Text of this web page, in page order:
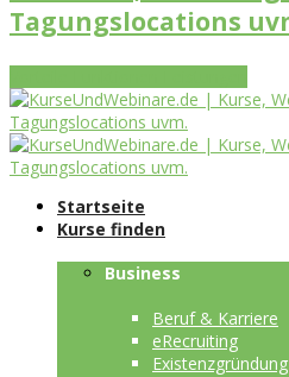
Startseite
Kurse finden
Business
Beruf & Karriere
eRecruiting
Existenzgründung